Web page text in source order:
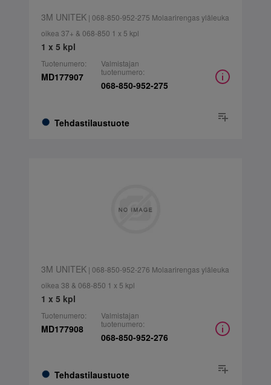
3M UNITEK| 068-850-952-275 Molaarirengas yläleuka
oikea 37+ & 068-850 1 x 5 kpl
1 x 5 kpl
Tuotenumero:
MD177907
Tehdastilaustuote
Valmistajan
tuotenumero:
068-850-952-275
3M UNITEK| 068-850-952-276 Molaarirengas yläleuka
oikea 38 & 068-850 1 x 5 kpl
1 x 5 kpl
Tuotenumero:
MD177908
Tehdastilaustuote
Valmistajan
tuotenumero:
068-850-952-276